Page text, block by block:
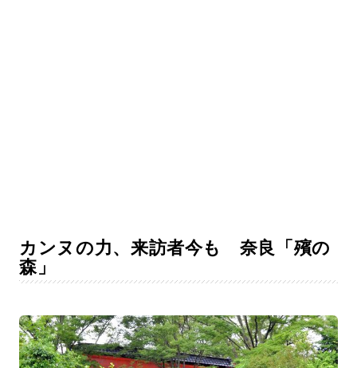
カンヌの力、来訪者今も 奈良「殯の
森」